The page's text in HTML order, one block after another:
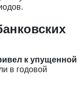
к упущенной
в годовой